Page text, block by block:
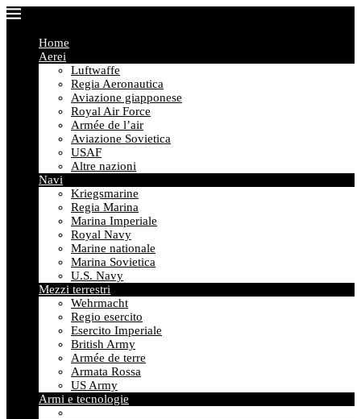
Home
Aerei
Luftwaffe
Regia Aeronautica
Aviazione giapponese
Royal Air Force
Armée de l’air
Aviazione Sovietica
USAF
Altre nazioni
Navi
Kriegsmarine
Regia Marina
Marina Imperiale
Royal Navy
Marine nationale
Marina Sovietica
U.S. Navy
Mezzi terrestri
Wehrmacht
Regio esercito
Esercito Imperiale
British Army
Armée de terre
Armata Rossa
US Army
Armi e tecnologie